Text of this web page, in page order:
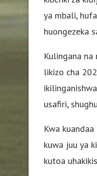
ya mbali,
huongezeka
Kulingana
likizo cha
usafiri,
Kwa
kuwa juu ya
kutoa